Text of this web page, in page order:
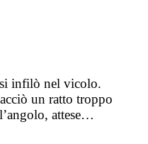
infilò nel vicolo.
un ratto troppo
attese…